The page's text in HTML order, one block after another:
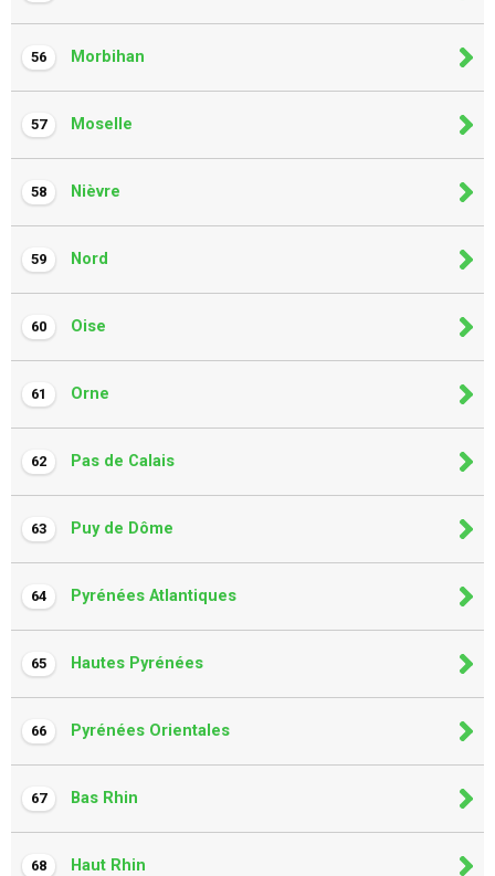
56 Morbihan
57 Moselle
58 Nièvre
59 Nord
60 Oise
61 Orne
62 Pas de Calais
63 Puy de Dôme
64 Pyrénées Atlantiques
65 Hautes Pyrénées
66 Pyrénées Orientales
67 Bas Rhin
68 Haut Rhin